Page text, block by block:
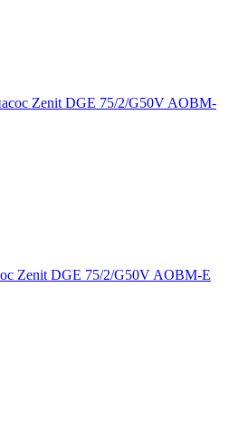
Zenit DGE 75/2/G50V AOBM-E